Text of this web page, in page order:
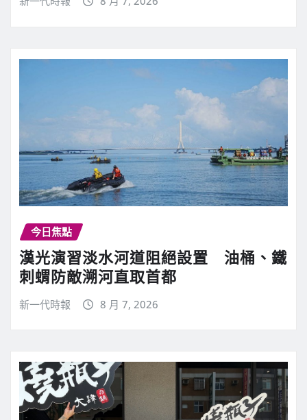
今日焦點
漢光演習淡水河道阻絕設置 油桶、鐵
刺蝟防敵溯河直取首都
新一代時報 8 月 7, 2026